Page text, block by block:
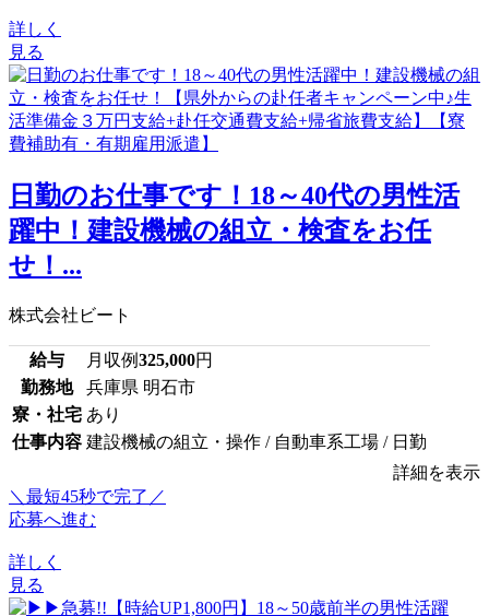
詳しく
見る
日勤のお仕事です！18～40代の男性活
躍中！建設機械の組立・検査をお任
せ！...
株式会社ビート
給与 月収例325,000円
勤務地
兵庫県 明石市
寮・社宅 あり
仕事内容 建設機械の組立・操作 / 自動車系工場 / 日勤
詳細を表示
＼最短45秒で完了／
応募へ進む
詳しく
見る